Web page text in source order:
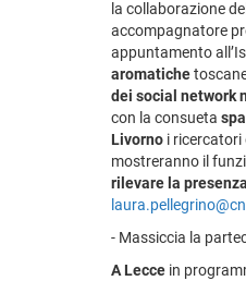
la collaborazione
accompagnatore
appuntamento
aromatiche
dei social network
con la consueta
Livorno i ricercatori
mostreranno il
rilevare la
- Massiccia la
A Lecce in